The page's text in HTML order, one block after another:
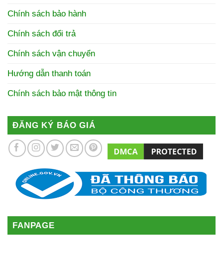
Chính sách bảo hành
Chính sách đổi trả
Chính sách vận chuyển
Hướng dẫn thanh toán
Chính sách bảo mật thông tin
ĐĂNG KÝ BÁO GIÁ
FANPAGE